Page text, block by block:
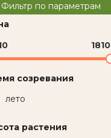
Фильтр по параметрам
1810
созревания
лето
растения